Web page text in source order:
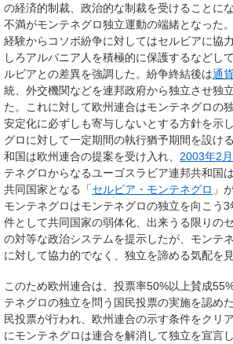
の経済的制裁、政治的な制裁を受けることに
不満がモンテネグロ独立運動の端緒となった
経験からコソボ紛争に対してはセルビアに協
しろアルバニア人を積極的に保護するなどし
ルビアとの差異を強調した。紛争終結後は通
統、外交機関などを連邦政府から独立させ独
た。これに対して欧州連合はモンテネグロの
安定化に必ずしも寄与しないとする方針を示
グロに対して一定期間の執行猶予期間を設け
和国は欧州連合の提案を受け入れ、 2003年2
テネグロからなるユーゴスラビア連邦共和国
共同国家となる「セルビア・モンテネグロ 」
モンテネグロはモンテネグロの独立を向こう
件として共同国家の弱体化、出来うる限りの
の対等な政治システムを提示したが、モンテ
に対して協力的でなく、独立を諦める気配を
このため欧州連合は、投票率50%以上賛成
テネグロの独立を問う国民投票の実施を認めた
民投票が行われ、欧州連合の示す条件をクリ
にモンテネグロは連合を解消して独立を宣言